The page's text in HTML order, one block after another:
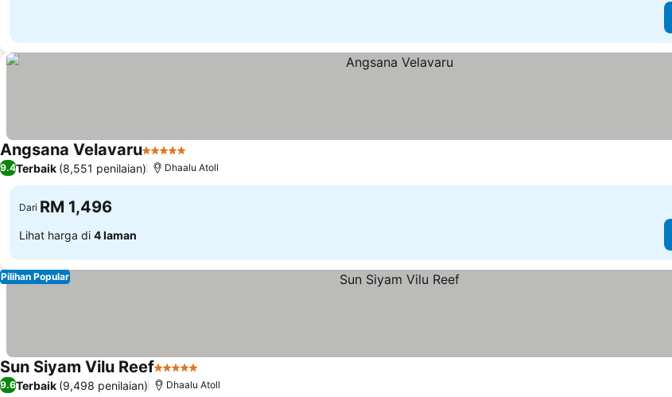
Angsana Velavaru5 Bintang
9.4Terbaik (8,551 penilaian) Dhaalu Atoll
Dari RM 1,496
Lihat harga di 4 laman
Pilihan Popular
Sun Siyam Vilu Reef5 Bintang
9.6Terbaik (9,498 penilaian) Dhaalu Atoll